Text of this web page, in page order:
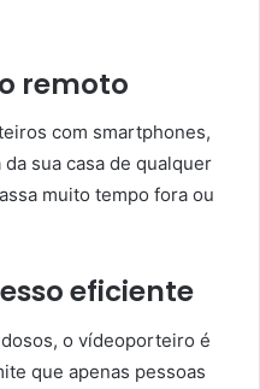
remoto
com smartphones,
sua casa de qualquer
muito tempo fora ou
eficiente
o vídeoporteiro é
que apenas pessoas